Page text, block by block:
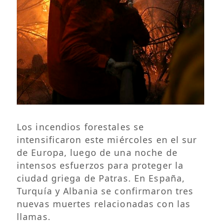
Los incendios forestales se
intensificaron este miércoles en el sur
de Europa, luego de una noche de
intensos esfuerzos para proteger la
ciudad griega de Patras. En España,
Turquía y Albania se confirmaron tres
nuevas muertes relacionadas con las
llamas.